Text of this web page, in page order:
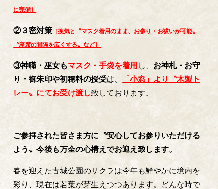
に完備］
②３密対策 ［換気と〝マスク着用のまま、お参り・お祓いが可能〟
〝座席の間隔を広くする〟など］
③神職・巫女もマスク・手袋を着用 し、 お神札・お守
り・御朱印や初穂料の授受は、
「小窓」より〝木製ト
レー〟にてお受け渡し致しております。
ご参拝された皆さま方に〝安心してお参りいただける
よう〟今後も万全の心構えでお迎え致します。
春を迎えた古城公園のサクラは今年も鮮やかに境内を
彩り、現在は若葉が芽生えつつあります。どんな時で